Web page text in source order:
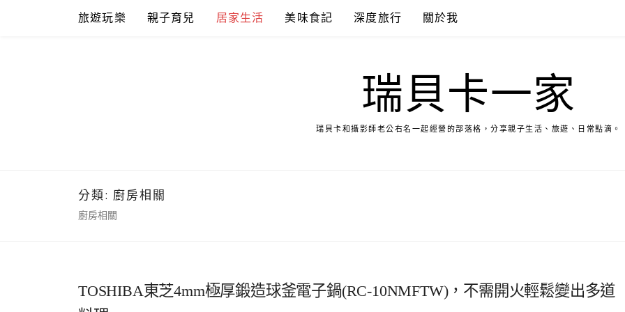
旅遊玩樂 親子育兒 居家生活 美味食記 深度旅行 關於我
瑞貝卡一家
瑞貝卡和攝影師老公右名一起經營的部落格，分享親子生活、旅遊、日常點滴。
分類: 廚房相關
廚房相關
TOSHIBA東芝4mm極厚鍛造球釜電子鍋(RC-10NMFTW)，不需開火輕鬆變出多道